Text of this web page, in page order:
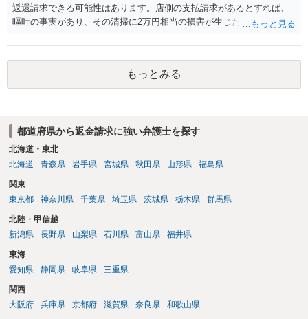
返還請求できる可能性はあります。店側の支払請求があるとすれば、
嘔吐の事実があり、その清掃に2万円相当の損害が生じた場合です。ご
もっとみる
都道府県から返金請求に強い弁護士を探す
北海道・東北
北海道
青森県 岩手県 宮城県 秋田県 山形県 福島県
関東
東京都
神奈川県 千葉県 埼玉県 茨城県 栃木県 群馬県
北陸・甲信越
新潟県
長野県 山梨県 石川県 富山県 福井県
東海
愛知県
静岡県 岐阜県 三重県
関西
大阪府
兵庫県 京都府 滋賀県 奈良県 和歌山県